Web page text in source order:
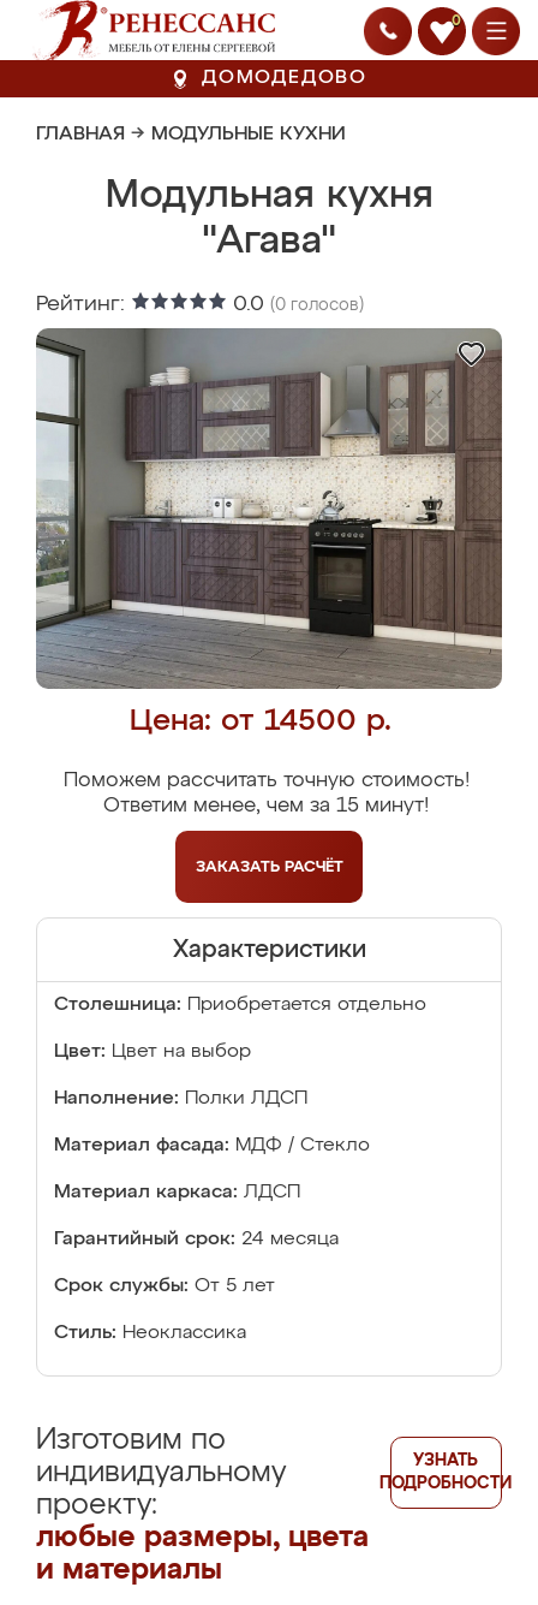
0
ДОМОДЕДОВО
ГЛАВНАЯ → МОДУЛЬНЫЕ КУХНИ
Модульная кухня
"Агава"
Рейтинг: 0.0 (0 голосов)
Цена: от 14500 р.
Поможем рассчитать точную стоимость!
Ответим менее, чем за 15 минут!
ЗАКАЗАТЬ РАСЧЁТ
Характеристики
Столешница: Приобретается отдельно
Цвет: Цвет на выбор
Наполнение: Полки ЛДСП
Материал фасада: МДФ / Стекло
Материал каркаса: ЛДСП
Гарантийный срок: 24 месяца
Срок службы: От 5 лет
Стиль: Неоклассика
Изготовим по
индивидуальному
проекту:
любые размеры, цвета
и материалы
УЗНАТЬ
ПОДРОБНОСТИ